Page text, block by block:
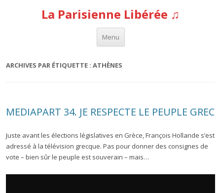
La Parisienne Libérée ♫
Menu
Aller au contenu
ARCHIVES PAR ÉTIQUETTE : ATHÈNES
MEDIAPART 34. JE RESPECTE LE PEUPLE GREC
Juste avant les élections législatives en Grèce, François Hollande s’est
adressé à la télévision grecque. Pas pour donner des consignes de
vote – bien sûr le peuple est souverain – mais…